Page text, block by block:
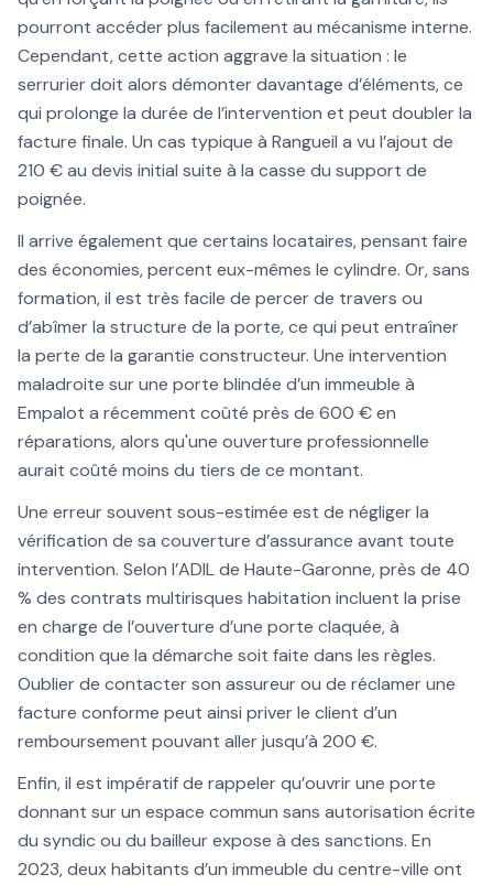
pourront accéder plus facilement au mécanisme interne.
Cependant, cette action aggrave la situation : le
serrurier doit alors démonter davantage d’éléments, ce
qui prolonge la durée de l’intervention et peut doubler la
facture finale. Un cas typique à Rangueil a vu l’ajout de
210 € au devis initial suite à la casse du support de
poignée.
Il arrive également que certains locataires, pensant faire
des économies, percent eux-mêmes le cylindre. Or, sans
formation, il est très facile de percer de travers ou
d’abîmer la structure de la porte, ce qui peut entraîner
la perte de la garantie constructeur. Une intervention
maladroite sur une porte blindée d’un immeuble à
Empalot a récemment coûté près de 600 € en
réparations, alors qu'une ouverture professionnelle
aurait coûté moins du tiers de ce montant.
Une erreur souvent sous-estimée est de négliger la
vérification de sa couverture d’assurance avant toute
intervention. Selon l’ADIL de Haute-Garonne, près de 40
% des contrats multirisques habitation incluent la prise
en charge de l’ouverture d’une porte claquée, à
condition que la démarche soit faite dans les règles.
Oublier de contacter son assureur ou de réclamer une
facture conforme peut ainsi priver le client d’un
remboursement pouvant aller jusqu’à 200 €.
Enfin, il est impératif de rappeler qu’ouvrir une porte
donnant sur un espace commun sans autorisation écrite
du syndic ou du bailleur expose à des sanctions. En
2023, deux habitants d’un immeuble du centre-ville ont